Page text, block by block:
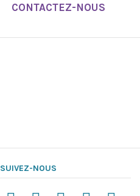
CONTACTEZ-NOUS
SUIVEZ-NOUS